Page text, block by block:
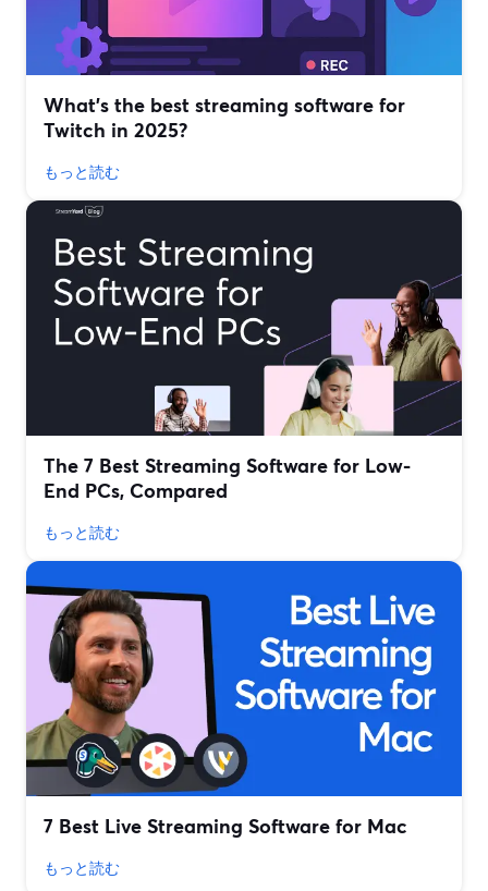
What’s the best streaming software for
Twitch in 2025?
もっと読む
The 7 Best Streaming Software for Low-
End PCs, Compared
もっと読む
7 Best Live Streaming Software for Mac
もっと読む